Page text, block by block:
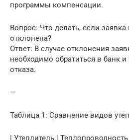
программы компенсации.
Вопрос: Что делать, если
отклонена?
Ответ: В случае отклонения
необходимо обратиться в банк
отказа.
—
Таблица 1: Сравнение видов
| Утеплитель |